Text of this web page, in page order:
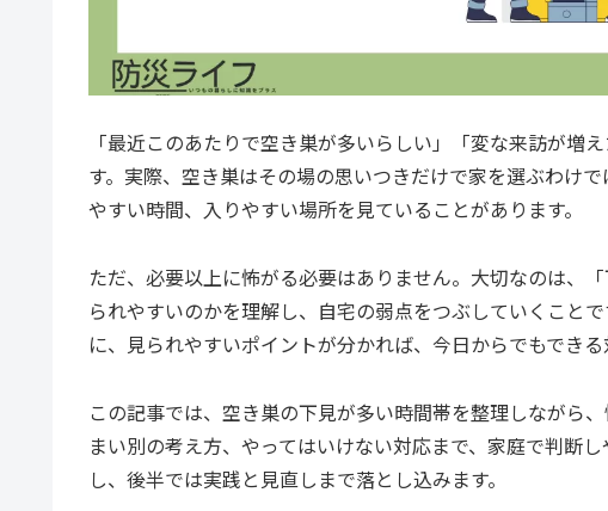
「最近このあたりで空き巣が多いらしい」「変な来訪が増
す。実際、空き巣はその場の思いつきだけで家を選ぶわけ
やすい時間、入りやすい場所を見ていることがあります。
ただ、必要以上に怖がる必要はありません。大切なのは、
られやすいのかを理解し、自宅の弱点をつぶしていくこと
に、見られやすいポイントが分かれば、今日からでもできる
この記事では、空き巣の下見が多い時間帯を整理しながら
まい別の考え方、やってはいけない対応まで、家庭で判断
し、後半では実践と見直しまで落とし込みます。